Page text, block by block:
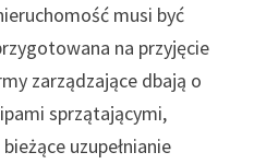
musi być
na przyjęcie
zarządzające dbają o
sprzątającymi,
uzupełnianie